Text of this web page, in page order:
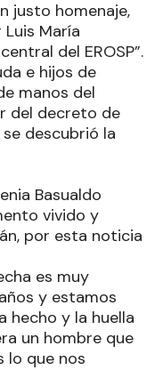
justo homenaje,
María
del EROSP”.
e hijos de
manos del
del decreto de
descubrió la
Basualdo
vivido y
por esta noticia
es muy
y estamos
hecho y la huella
un hombre que
lo que nos